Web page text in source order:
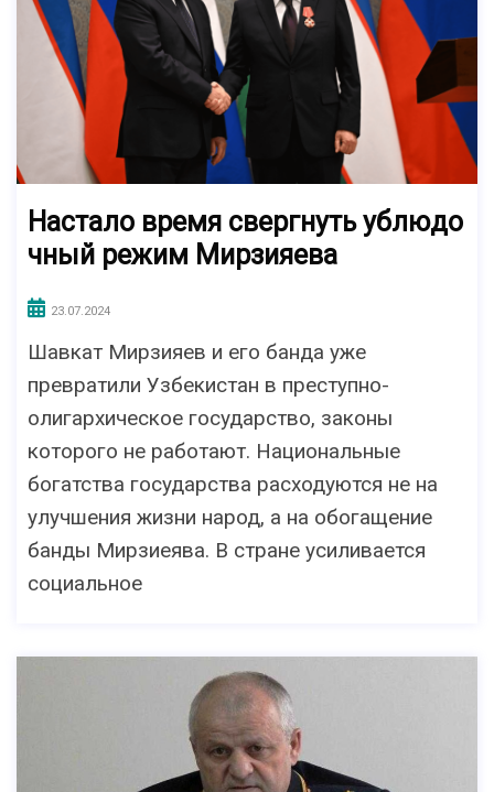
Настало время свергнуть ублюдо
чный режим Мирзияева
23.07.2024
Шавкат Мирзияев и его банда уже
превратили Узбекистан в преступно-
олигархическое государство, законы
которого не работают. Национальные
богатства государства расходуются не на
улучшения жизни народ, а на обогащение
банды Мирзиеява. В стране усиливается
социальное